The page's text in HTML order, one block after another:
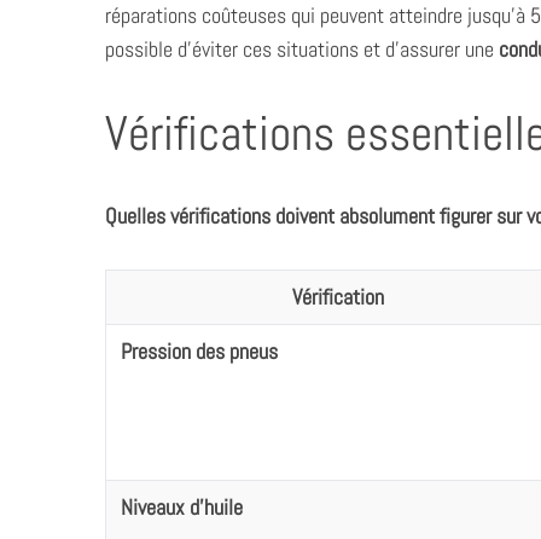
réparations coûteuses qui peuvent atteindre
possible d’éviter ces situations et d’assurer une
Vérifications
Quelles vérifications doivent absolument figurer sur
Vérification
Pression des pneus
Niveaux d’huile